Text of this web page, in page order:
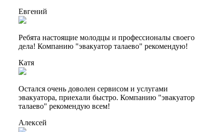
Евгений
Ребята настоящие молодцы и профессионалы своего
дела! Компанию "эвакуатор талаево" рекомендую!
Катя
Остался очень доволен сервисом и услугами
эвакуатора, приехали быстро. Компанию "эвакуатор
талаево" рекомендую всем!
Алексей